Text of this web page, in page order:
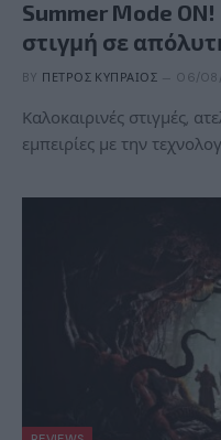
Summer Mode
στιγμή σε
BY ΠΈΤΡΟΣ ΚΥΠΡΑΊΟΣ 06/
Καλοκαιρινές στιγμές,
εμπειρίες με την